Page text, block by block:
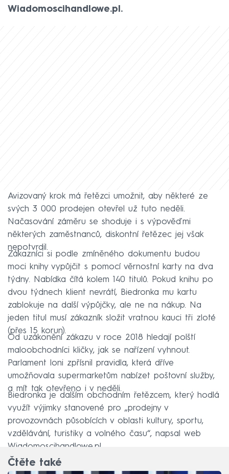
Wiadomoscihandlowe.pl.
Avizovaný krok má řetězci umožnit, aby některé ze
svých 3 000 prodejen otevřel už tuto neděli.
Načasování záměru se shoduje i s výpověďmi
některých zaměstnanců, diskontní řetězec jej však
nepotvrdil.
Zákazníci si podle zmíněného dokumentu budou
moci knihy vypůjčit s pomocí věrnostní karty na dva
týdny. Nabídka čítá kolem 140 titulů. Pokud knihu po
dvou týdnech klient nevrátí, Biedronka mu kartu
zablokuje na další výpůjčky, ale ne na nákup. Na
jeden titul musí zákazník složit vratnou kauci tři zloté
(přes 15 korun).
Od uzákonění zákazu v roce 2018 hledají polští
maloobchodníci kličky, jak se nařízení vyhnout.
Parlament loni zpřísnil pravidla, která dříve
umožňovala supermarketům nabízet poštovní služby,
a mít tak otevřeno i v neděli.
Biedronka je dalším obchodním řetězcem, který hodlá
využít výjimky stanovené pro „prodejny v
provozovnách působících v oblasti kultury, sportu,
vzdělávání, turistiky a volného času“, napsal web
Wiadomoscihandlowe.pl.
Čtěte také